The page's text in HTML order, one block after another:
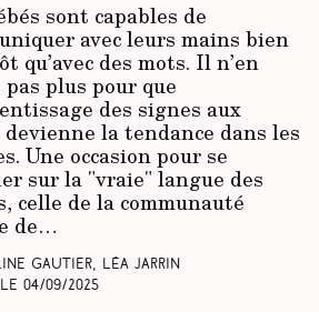
sont capables de
avec leurs mains bien
qu’avec des mots. Il n’en
plus pour que
des signes aux
devienne la tendance dans les
Une occasion pour se
sur la "vraie" langue des
celle de la communauté
de…
Gautier, Léa Jarrin
le 04/09/2025